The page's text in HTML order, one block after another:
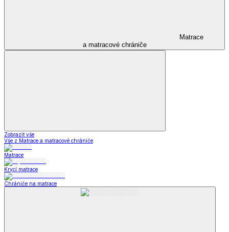
Matrace
a matracové chrániče
Zobrazit vše
Vše z Matrace a matracové chrániče
Matrace
Krycí matrace
Chrániče na matrace